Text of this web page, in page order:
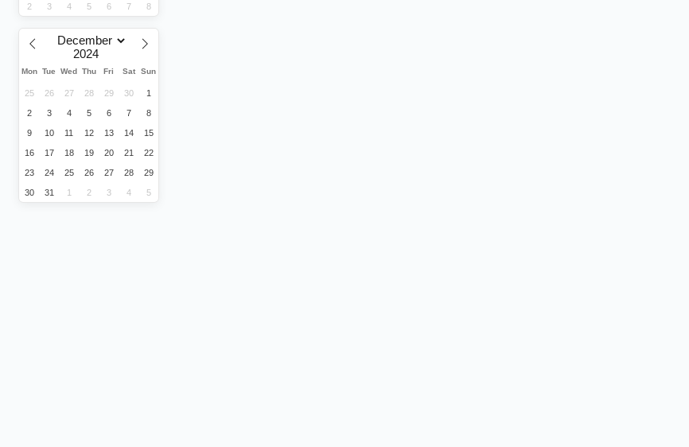
2 3 4 5 6 7 8
Mon Tue Wed Thu Fri Sat Sun
25 26 27 28 29 30 1
2 3 4 5 6 7 8
9 10 11 12 13 14 15
16 17 18 19 20 21 22
23 24 25 26 27 28 29
30 31 1 2 3 4 5